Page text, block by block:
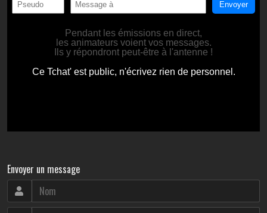
Envoyer un message